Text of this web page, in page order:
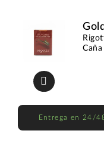
Entrega en 24/